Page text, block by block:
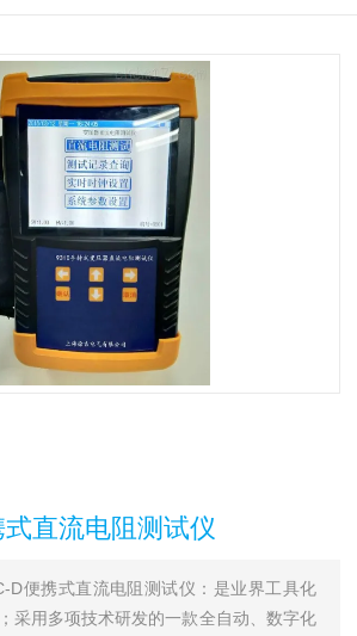
直流电阻测试仪
D便携式直流电阻测试仪：是业界工具化
采用多项技术研发的一款全自动、数字化